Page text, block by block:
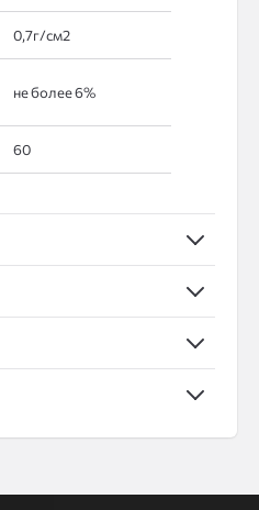
0,7г/см2
не более 6%
60